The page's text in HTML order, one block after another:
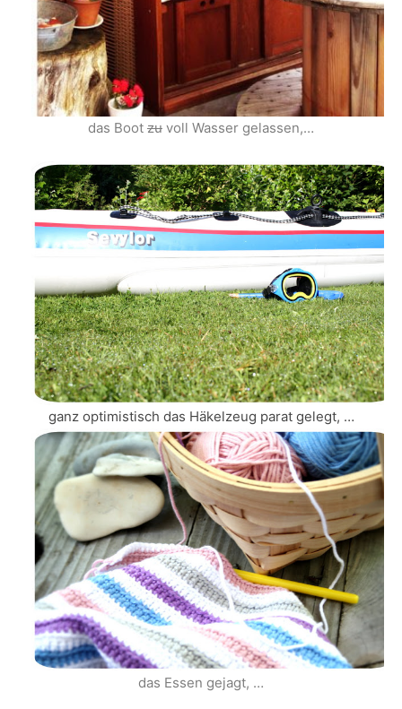
das Boot zu voll Wasser gelassen,…
ganz optimistisch das Häkelzeug parat gelegt, …
das Essen gejagt, …